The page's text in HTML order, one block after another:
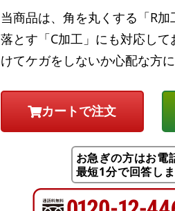
当商品は、角を丸くする「R
落とす「C加工」にも対応し
けてケガをしないか心配な方
お急ぎの方はお電
最短1分で回答し